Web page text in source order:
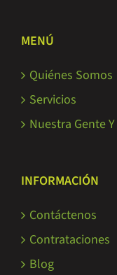
MENÚ
Quiénes Somos
Servicios
Nuestra Gente
INFORMACIÓN
Contáctenos
Contrataciones
Blog